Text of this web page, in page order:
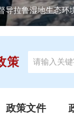
市建设工作
策
政策文件